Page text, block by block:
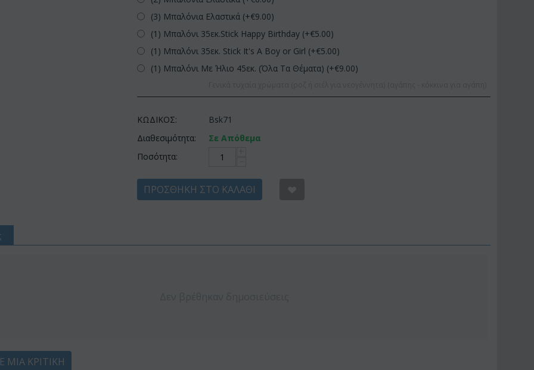
(3) Μπαλόνια Ελαστικά (+€9.00)
(1) Μπαλόνι 35εκ.Stick Happy Birthday (+€5.00)
(1) Μπαλόνι 35εκ. Stick It's A Boy or Girl (+€5.00)
(1) Μπαλόνι Με Ήλιο 45εκ. (Όλα Τα Θέματα) (+€9.00)
ΚΩΔΙΚΟΣ:
Bsk71
Διαθεσιμότητα:
Σε Απόθεμα
Ποσότητα:
ΠΡΟΣΘΉΚΗ ΣΤΟ ΚΑΛΆΘΙ
ΜΙΑ ΚΡΙΤΙΚΉ